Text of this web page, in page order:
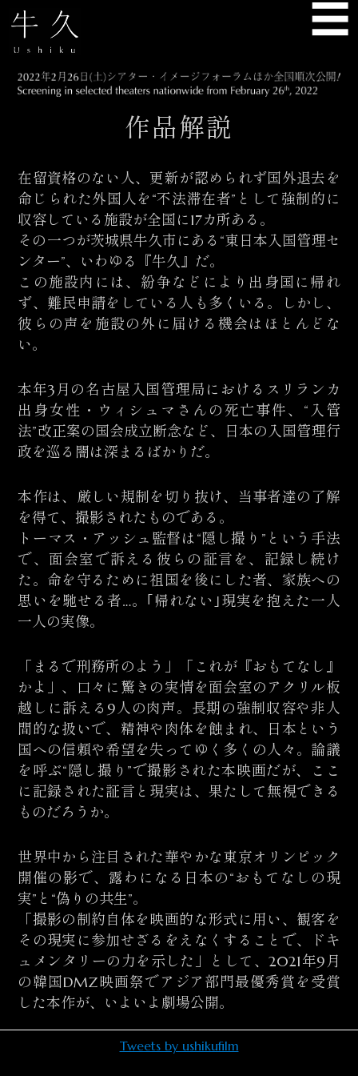
USHIKU ☰
作品解説
在留資格のない人、更新が認められず国外退去を
命じられた外国人を“不法滞在者”として強制的に
収容している施設が全国に17カ所ある。
その一つが茨城県牛久市にある“東日本入国管理セ
ンター”、いわゆる『牛久』だ。
この施設内には、紛争などにより出身国に帰れ
ず、難民申請をしている人も多くいる。しかし、
彼らの声を施設の外に届ける機会はほとんどな
い。
本年3月の名古屋入国管理局におけるスリランカ
出身女性・ウィシュマさんの死亡事件、“入管
法”改正案の国会成立断念など、日本の入国管理行
政を巡る闇は深まるばかりだ。
本作は、厳しい規制を切り抜け、当事者達の了解
を得て、撮影されたものである。
トーマス・アッシュ監督は“隠し撮り”という手法
で、面会室で訴える彼らの証言を、記録し続け
た。命を守るために祖国を後にした者、家族への
思いを馳せる者…。｢帰れない｣現実を抱えた一人
一人の実像。
「まるで刑務所のよう」「これが『おもてなし』
かよ」、口々に驚きの実情を面会室のアクリル板
越しに訴える9人の肉声。長期の強制収容や非人
間的な扱いで、精神や肉体を蝕まれ、日本という
国への信頼や希望を失ってゆく多くの人々。論議
を呼ぶ“隠し撮り”で撮影された本映画だが、ここ
に記録された証言と現実は、果たして無視できる
ものだろうか。
世界中から注目された華やかな東京オリンピック
開催の影で、露わになる日本の“おもてなしの現
実”と“偽りの共生”。
「撮影の制約自体を映画的な形式に用い、観客を
その現実に参加せざるをえなくすることで、ドキ
ュメンタリーの力を示した」として、2021年9月
の韓国DMZ映画祭でアジア部門最優秀賞を受賞
した本作が、いよいよ劇場公開。
Tweets by ushikufilm